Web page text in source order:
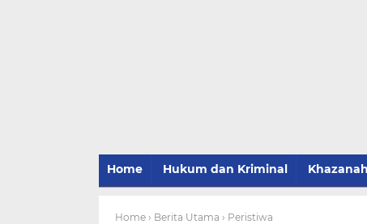
Home Hukum dan Kriminal Khazanah
Home › Berita Utama › Peristiwa